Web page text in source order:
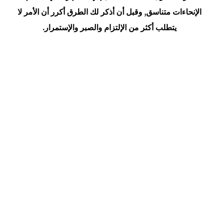
الإنحاءات متناسق, وقبل أن أذكر لك الطرق أكرر أن الأمر لا
يتطلب أكثر من الإلتزام والصبر والإستمرار.